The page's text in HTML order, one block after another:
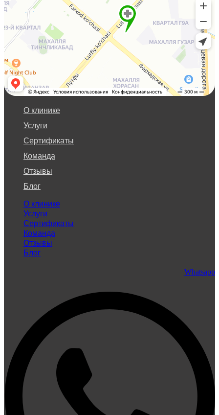
О клинике
Услуги
Сертификаты
Команда
Отзывы
Блог
О клинике
Услуги
Сертификаты
Команда
Отзывы
Блог
Whatsapp